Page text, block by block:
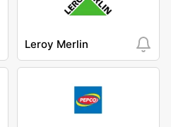
Leroy Merlin